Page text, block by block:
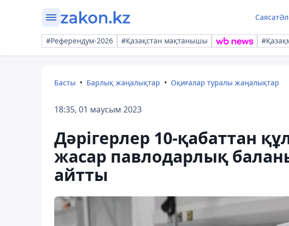
Саясат
#Референдум-2026 #Қазақстан мақтанышы
Басты Барлық жаңалықтар Оқиғалар туралы жаңалықтар
18:35, 01 маусым 2023
Дәрігерлер 10-қабаттан
жасар павлодарлық
айтты